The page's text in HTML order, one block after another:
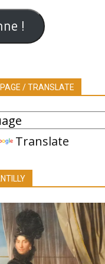
!
/ TRANSLATE
Translate